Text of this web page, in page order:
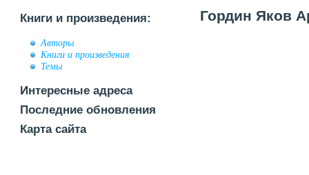
Книги и произведения:
Авторы
Книги и произведения
Темы
Интересные адреса
Последние обновления
Карта сайта
Гордин Яков